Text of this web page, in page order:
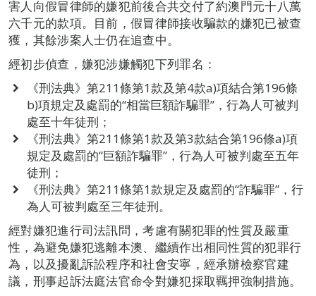
害人向假冒律師的嫌犯前後合共交付了約澳門元十八萬
六千元的款項。目前，假冒律師接收騙款的嫌犯已被查
獲，其餘涉案人士仍在追查中。
經初步偵查，嫌犯涉嫌觸犯下列罪名：
《刑法典》第211條第1款及第4款a)項結合第196條
b)項規定及處罰的“相當巨額詐騙罪”，行為人可被判
處至十年徒刑；
《刑法典》第211條第1款及第3款結合第196條a)項
規定及處罰的“巨額詐騙罪”，行為人可被判處至五年
徒刑；
《刑法典》第211條第1款規定及處罰的“詐騙罪”，行
為人可被判處至三年徒刑。
經對嫌犯進行司法訊問，考慮有關犯罪的性質及嚴重
性，為避免嫌犯逃離本澳、繼續作出相同性質的犯罪行
為，以及擾亂訴訟程序和社會安寧，經承辦檢察官建
議，刑事起訴法庭法官命令對嫌犯採取羈押強制措施。